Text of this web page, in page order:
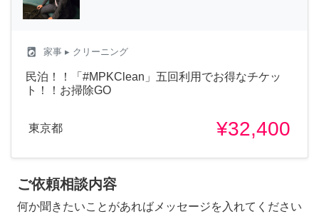
local_laundry_service 家事 ▸ クリーニング
民泊！！「#MPKClean」五回利用でお得なチケッ
ト！！お掃除GO
東京都 ¥32,400
ご依頼相談内容
何か聞きたいことがあればメッセージを入れてください